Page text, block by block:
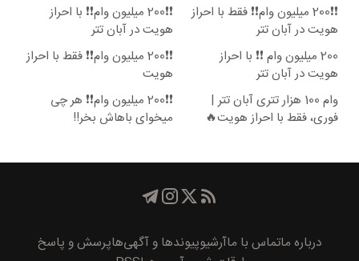
❗❗200 میلیون وام❗❗ فقط با احراز
هویت در آبان تتر
❗❗200 میلیون وام❗❗ با احراز
هویت در آبان تتر
200 میلیون وام ❗❗ با احراز
هویت در آبان تتر
❗❗200 میلیون وام❗❗ فقط با احراز
هویت
وام 100 هزار تتری آبان تتر |
فوری، فقط با احراز هویت🔥
❗❗200 میلیون وام❗❗ هر چی
میخوای باهاش بخر!!
درباره ماتماس با ماآرشیوپیوند‌ها و آگهی‌هاپرسش و پاسخ